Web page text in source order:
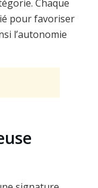
Chaque
pour favoriser
l’autonomie